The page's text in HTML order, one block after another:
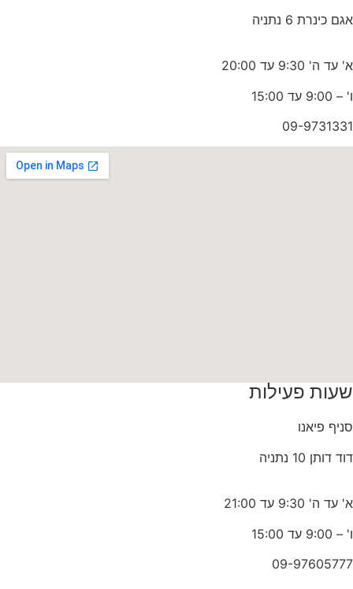
אגם כינרת 6 נתניה
א' עד ה' 9:30 עד 20:00
ו' – 9:00 עד 15:00
09-9731331
שעות פעילות
סניף פיאנו
דוד דותן 10 נתניה
א' עד ה' 9:30 עד 21:00
ו' – 9:00 עד 15:00
09-97605777